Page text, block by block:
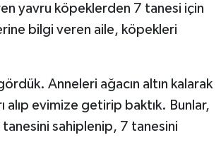
yavru köpeklerden 7 tanesi için
bilgi veren aile, köpekleri
Anneleri ağacın altın kalarak
alıp evimize getirip baktık. Bunlar,
tanesini sahiplenip, 7 tanesini